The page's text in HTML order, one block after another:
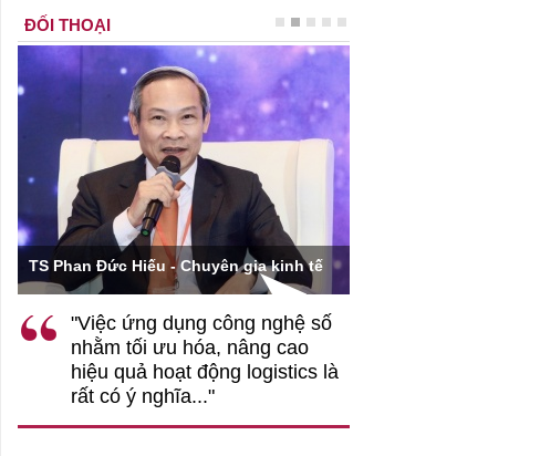
ĐỐI THOẠI
TS Phan Đức Hiếu - Chuyên gia kinh tế
"Việc ứng dụng công nghệ số
nhằm tối ưu hóa, nâng cao
hiệu quả hoạt động logistics là
rất có ý nghĩa..."